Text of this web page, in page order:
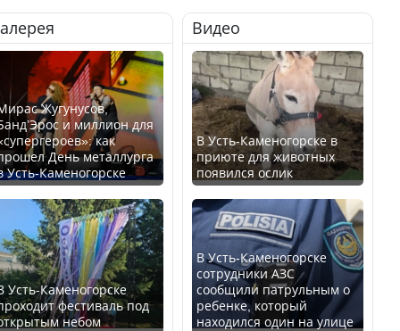
Орталық Азия
елдері арасында әл-ауқат
индексінде көш бастады
возглавил
благополучия
среди стран Центральной
Азии
В РФ вынесен заочный
приговор по уголовному
делу об убийстве Игоря
Талькова
В России введены
дополнительные
ограничения для
казахстанских прав
Жугунусов,
и миллион для
как
День металлурга
Усть-Каменогорске
Усть-Каменогорске
фестиваль под
небом
Видео
В Усть-Каменогорске в
приюте для животных
появился ослик
В Усть-Каменогорске
сотрудники АЗС
сообщили патрульным о
ребенке, который
находился один на улице